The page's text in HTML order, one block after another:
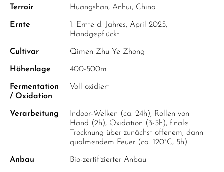
Terroir Huangshan, Anhui, China
Ernte
1. Ernte d. Jahres, April 2025,
Handgepflückt
Cultivar Qimen Zhu Ye Zhong
Höhenlage 400-500m
Fermentation
/ Oxidation
Voll oxidiert
Verarbeitung
Indoor-Welken (ca. 24h), Rollen von
Hand (2h), Oxidation (3-5h), finale
Trocknung über zunächst offenem, dann
qualmendem Feuer (ca. 120°C, 5h)
Anbau Bio-zertifizierter Anbau